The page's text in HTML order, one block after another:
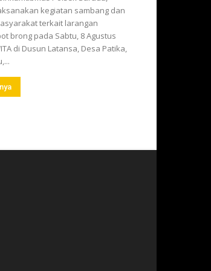
kegiatan sambang dan
terkait larangan
brong pada Sabtu, 8 Agustus
di Dusun Latansa, Desa Patika,